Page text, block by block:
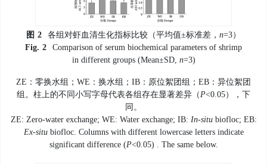
图 2 各组对虾血清生化指标比较（平均值±标准差， n=3）
Fig. 2
Comparison of serum biochemical parameters of shrimp
in different groups (Mean±SD, n=3)
ZE：零换水组；WE：换水组；IB：原位絮团组；EB：异位絮团
组。柱上的不同小写字母代表各组存在显著差异（ P<0.05），下
同。
ZE: Zero-water exchange; WE: Water exchange; IB: In-situ biofloc; EB:
Ex-situ biofloc. Columns with different lowercase letters indicate
significant difference (P<0.05) . The same below.